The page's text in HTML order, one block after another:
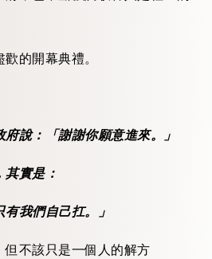
的開幕典禮。
說：「謝謝你願意進來。」
其實是：
有我們自己扛。」
不該只是一個人的解方